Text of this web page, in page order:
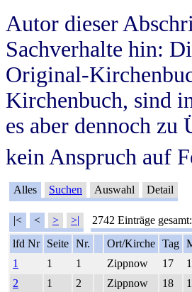
Autor dieser
Sachverhalte hin:
Original-
Kirchenbuch, sind
es aber dennoch
kein Anspruch auf
Alles Suchen Auswahl Detail
|< < > >| 2742 Einträge gesamt:
lfd Nr
Seite Nr. Ort/Kirche Tag
1
1 1 Zippnow 17 1
2
1 2 Zippnow 18 1